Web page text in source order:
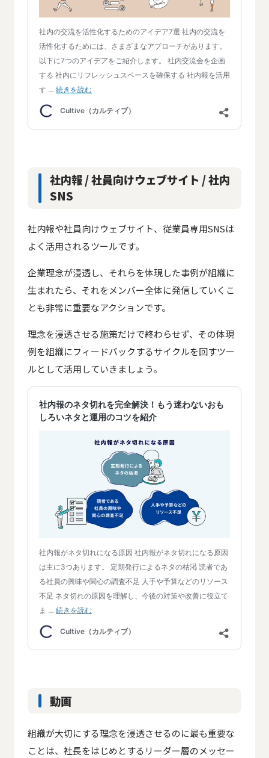
社内報 / 社員向けウェブサイト / 社内
SNS
社内報や社員向けウェブサイト、従業員専用SNSは
よく活用されるツールです。
企業理念が浸透し、それらを体現した事例が組織に
生まれたら、それをメンバー全体に発信していくこ
とも非常に重要なアクションです。
理念を浸透させる施策だけで終わらせず、その体現
例を組織にフィードバックするサイクルを回すツー
ルとして活用していきましょう。
動画
組織が大切にする理念を浸透させるのに最も重要な
ことは、社長をはじめとするリーダー層のメッセー